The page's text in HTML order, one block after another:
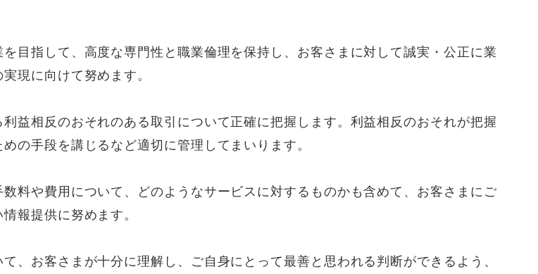
目指して、高度な専門性と職業倫理を保持し、お客さまに対して誠実・公正に業
現に向けて努めます。
益相反のおそれのある取引について正確に把握します。利益相反のおそれが把握
の手段を講じるなど適切に管理してまいります。
料や費用について、どのようなサービスに対するものかも含めて、お客さまにご
報提供に努めます。
、お客さまが十分に理解し、ご自身にとって最善と思われる判断ができるよう、